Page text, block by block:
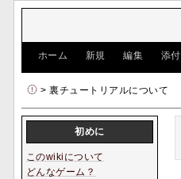
ホーム 新規 編集 添付
> 裏チュートリアルについて
初めに
このwikiについて
どんなゲーム？